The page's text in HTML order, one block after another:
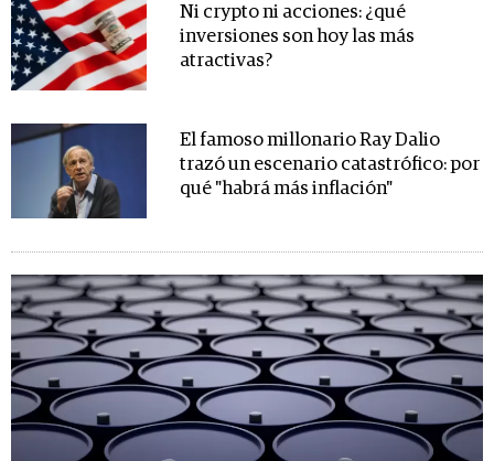
Ni crypto ni acciones: ¿qué
inversiones son hoy las más
atractivas?
El famoso millonario Ray Dalio
trazó un escenario catastrófico: por
qué "habrá más inflación"